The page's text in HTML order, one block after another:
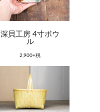
深貝工房 4寸ボウ
ル
2,900+税